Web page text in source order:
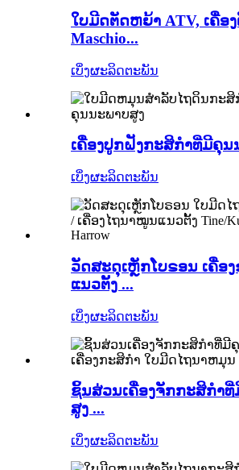
ໃບມີດຕັດຫຍ້າ ATV, ເຄື່ອ
Maschio...
ເບິ່ງຜະລິດຕະພັນ
ເຄື່ອງປູກຝັງກະສິກໍາທີ່ມີຄຸນ
ເບິ່ງຜະລິດຕະພັນ
ວັດສະດຸເຫຼັກໂບຣອນ ເຄື່ອ
ແນວຕັ້ງ ...
ເບິ່ງຜະລິດຕະພັນ
ຊິ້ນສ່ວນເຄື່ອງຈັກກະສິກຳ
ສູງ ...
ເບິ່ງຜະລິດຕະພັນ